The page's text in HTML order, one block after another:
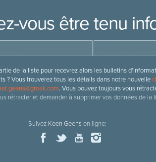
vous être tenu
de la liste pour recevrez alors les bulletins
? Vous trouverez tous les détails dans notre nouvelle
. Vous pouvez toujours vous
rétracter et demander à supprimer vos données de la
Suivez Koen Geensen ligne: